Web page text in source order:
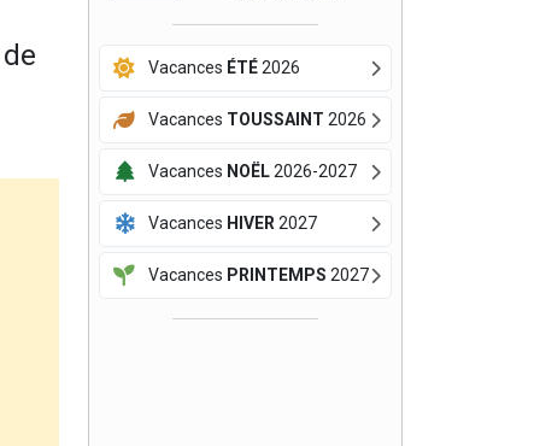
Vacances ÉTÉ2026
Vacances TOUSSAINT 2026
Vacances NOËL2026-2027
Vacances HIVER 2027
Vacances PRINTEMPS 2027